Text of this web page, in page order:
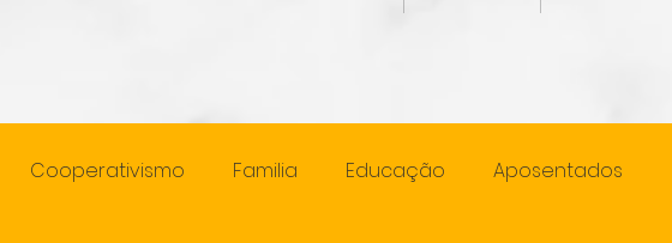
Cooperativismo Familia Educação Aposentados